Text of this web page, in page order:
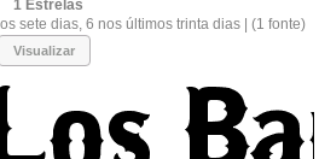
1
sete dias, 6 nos últimos trinta dias | (1 fonte)
Visualizar